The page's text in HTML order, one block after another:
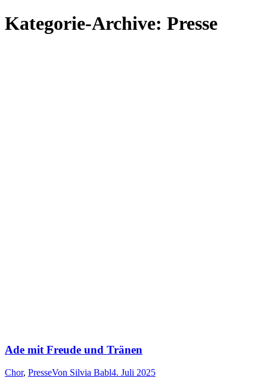
Kategorie-Archive: Presse
Ade mit Freude und Tränen
Chor, PresseVon Silvia Babl4. Juli 2025